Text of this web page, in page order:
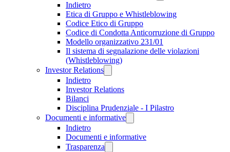
Indietro
Etica di Gruppo e Whistleblowing
Codice Etico di Gruppo
Codice di Condotta Anticorruzione di Gruppo
Modello organizzativo 231/01
Il sistema di segnalazione delle violazioni
(Whistleblowing)
Investor Relations
Indietro
Investor Relations
Bilanci
Disciplina Prudenziale - I Pilastro
Documenti e informative
Indietro
Documenti e informative
Trasparenza